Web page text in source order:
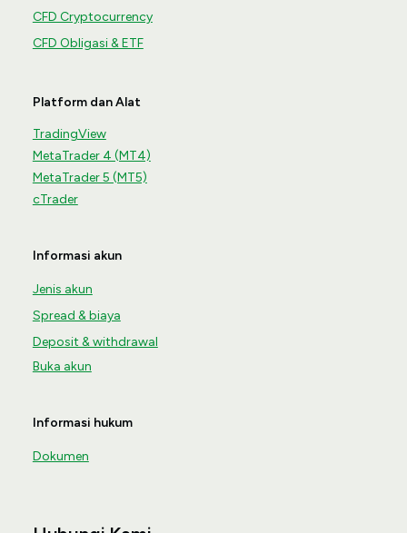
CFD Cryptocurrency
CFD Obligasi & ETF
Platform dan Alat
TradingView
MetaTrader 4 (MT4)
MetaTrader 5 (MT5)
cTrader
Informasi akun
Jenis akun
Spread & biaya
Deposit & withdrawal
Buka akun
Informasi hukum
Dokumen